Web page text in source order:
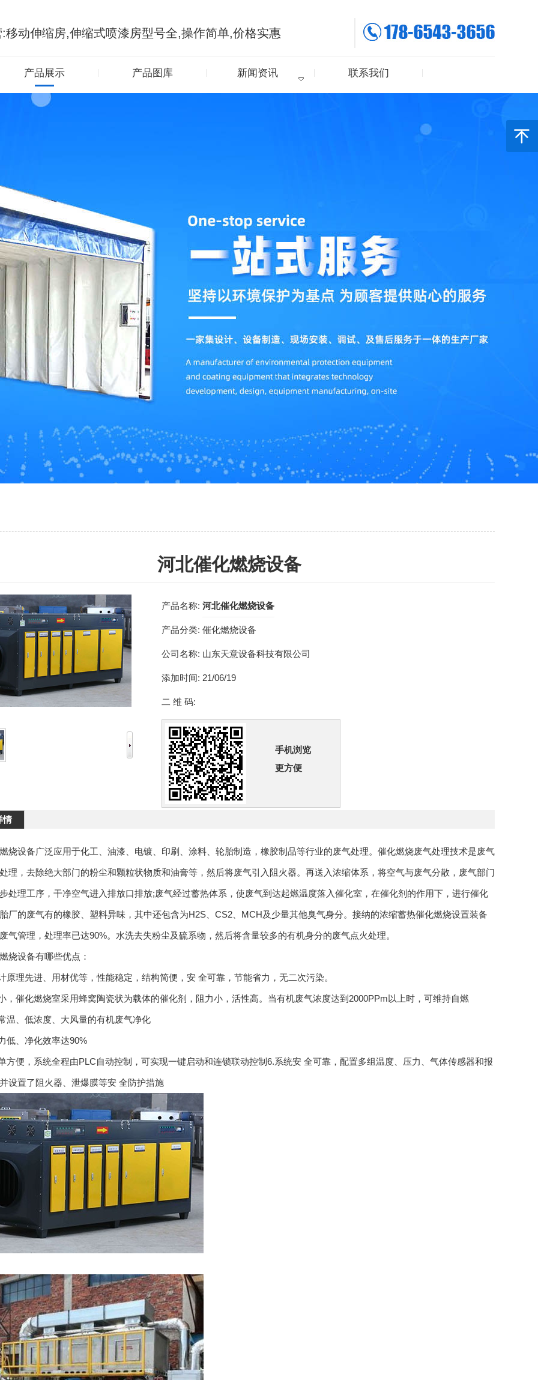
移动伸缩房,伸缩式喷漆房型号全,操作简单,价格实惠
产品展示 产品图库 新闻资讯 联系我们
河北催化燃烧设备
产品名称: 河北催化燃烧设备
产品分类: 催化燃烧设备
公司名称: 山东天意设备科技有限公司
添加时间: 21/06/19
二 维 码:
手机浏览
更方便
情
备广泛应用于化工、油漆、电镀、印刷、涂料、轮胎制造，橡胶制品等行业的废气处理。催化燃烧废气处理技术是废气
理，去除绝大部门的粉尘和颗粒状物质和油膏等，然后将废气引入阻火器。再送入浓缩体系，将空气与废气分散，废气部门
处理工序，干净空气进入排放口排放;废气经过蓄热体系，使废气到达起燃温度落入催化室，在催化剂的作用下，进行催化
厂的废气有的橡胶、塑料异味，其中还包含为H2S、CS2、MCH及少量其他臭气身分。接纳的浓缩蓄热催化燃烧设置装备
气管理，处理率已达90%。水洗去失粉尘及硫系物，然后将含量较多的有机身分的废气点火处理。
设备有哪些优点：
原理先进、用材优等，性能稳定，结构简便，安 全可靠，节能省力，无二次污染。
，催化燃烧室采用蜂窝陶瓷状为载体的催化剂，阻力小，活性高。当有机废气浓度达到2000PPm以上时，可维持自燃
温、低浓度、大风量的有机废气净化
低、净化效率达90%
方便，系统全程由PLC自动控制，可实现一键启动和连锁联动控制6.系统安 全可靠，配置多组温度、压力、气体传感器和报
设置了阻火器、泄爆膜等安 全防护措施